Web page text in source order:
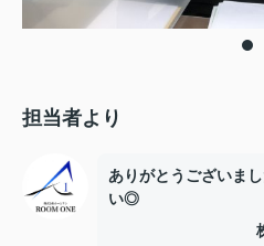
担当者より
ありがとうございま
い◎